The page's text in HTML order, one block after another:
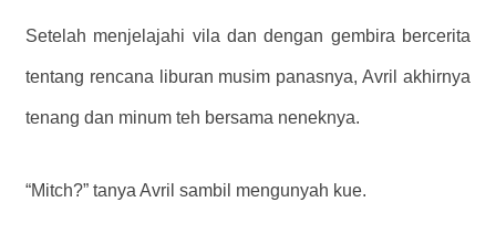
Setelah menjelajahi vila dan dengan gembira bercerita
tentang rencana liburan musim panasnya, Avril akhirnya
tenang dan minum teh bersama neneknya.
“Mitch?” tanya Avril sambil mengunyah kue.